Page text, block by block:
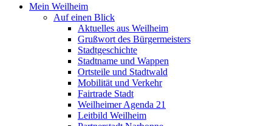
Mein Weilheim
Auf einen Blick
Aktuelles aus Weilheim
Grußwort des Bürgermeisters
Stadtgeschichte
Stadtname und Wappen
Ortsteile und Stadtwald
Mobilität und Verkehr
Fairtrade Stadt
Weilheimer Agenda 21
Leitbild Weilheim